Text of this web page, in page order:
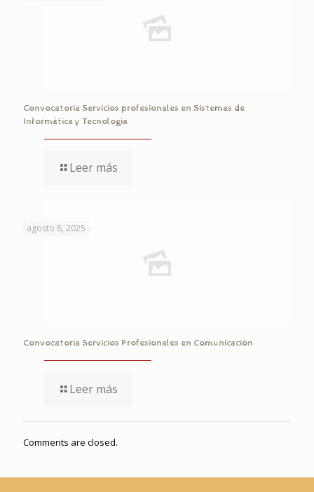
Convocatoria Servicios profesionales en Sistemas de
Informática y Tecnología
Leer más
agosto 8, 2025
Convocatoria Servicios Profesionales en Comunicación
Leer más
Comments are closed.